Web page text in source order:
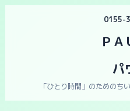
0155-
ＰＡ
パ
「ひとり時間」のためのち